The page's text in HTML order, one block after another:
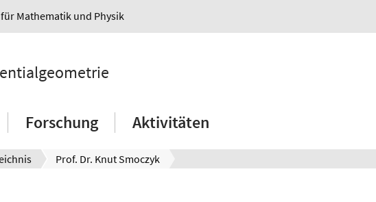
Mathematik und Physik
Forschung Aktivitäten
Prof. Dr. Knut Smoczyk